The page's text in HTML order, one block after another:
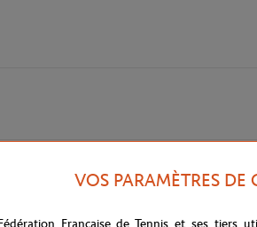
VOS PARAMÈTRES DE
Française de Tennis et ses tiers